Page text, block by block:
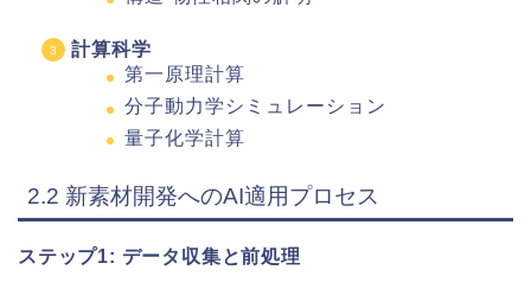
計算科学
第一原理計算
分子動力学シミュレーション
量子化学計算
2.2 新素材開発へのAI適用プロセス
ステップ1: データ収集と前処理